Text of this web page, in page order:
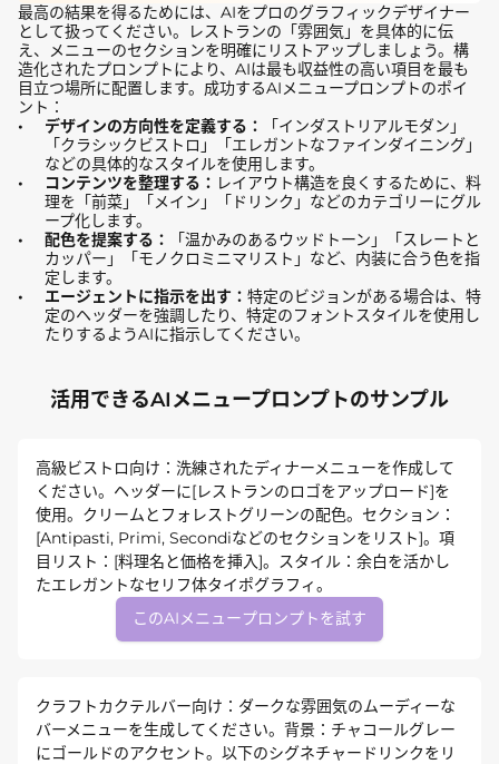
最高の結果を得るためには、AIをプロのグラフィックデザイナー
として扱ってください。レストランの「雰囲気」を具体的に伝
え、メニューのセクションを明確にリストアップしましょう。構
造化されたプロンプトにより、AIは最も収益性の高い項目を最も
目立つ場所に配置します。成功するAIメニュープロンプトのポイ
ント：
デザインの方向性を定義する：
「インダストリアルモダン」
「クラシックビストロ」「エレガントなファインダイニング」
などの具体的なスタイルを使用します。
コンテンツを整理する： レイアウト構造を良くするために、料
理を「前菜」「メイン」「ドリンク」などのカテゴリーにグル
ープ化します。
配色を提案する：
「温かみのあるウッドトーン」「スレートと
カッパー」「モノクロミニマリスト」など、内装に合う色を指
定します。
エージェントに指示を出す： 特定のビジョンがある場合は、特
定のヘッダーを強調したり、特定のフォントスタイルを使用し
たりするようAIに指示してください。
活用できるAIメニュープロンプトのサンプル
高級ビストロ向け：洗練されたディナーメニューを作成して
ください。ヘッダーに[レストランのロゴをアップロード]を
使用。クリームとフォレストグリーンの配色。セクション：
[Antipasti, Primi, Secondiなどのセクションをリスト]。項
目リスト：[料理名と価格を挿入]。スタイル：余白を活かし
たエレガントなセリフ体タイポグラフィ。
このAIメニュープロンプトを試す
クラフトカクテルバー向け：ダークな雰囲気のムーディーな
バーメニューを生成してください。背景：チャコールグレー
にゴールドのアクセント。以下のシグネチャードリンクをリ